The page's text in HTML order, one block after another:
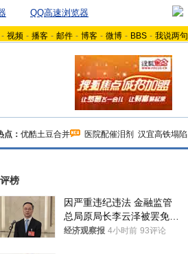
QQ高速浏览器
- 视频 - 播客 - 邮件 - 博客 - 微博 - BBS - 我说两句
点： 优酷土豆合并 医院配催泪剂 汉宜高铁塌陷
榜
因严重违纪违法 金融监管
总局原局长李云泽被罢免全
国人大代表
经济观察报 4小时前 93评论